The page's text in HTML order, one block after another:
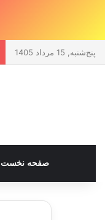
پنج‌شنبه, 15 مرداد 1405
صفحه نخست